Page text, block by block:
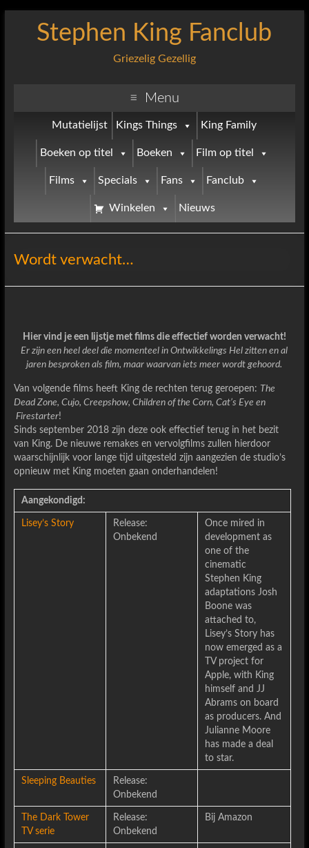
Stephen King Fanclub
Griezelig Gezellig
Menu
Mutatielijst Kings Things King Family
Boeken op titel Boeken Film op titel
Films Specials Fans Fanclub
Winkelen Nieuws
Wordt verwacht…
Hier vind je een lijstje met films die effectief worden verwacht!
Er zijn een heel deel die momenteel in Ontwikkelings Hel zitten en al
jaren besproken als film, maar waarvan iets meer wordt gehoord.
Van volgende films heeft King de rechten terug geroepen: The
Dead Zone, Cujo, Creepshow, Children of the Corn, Cat’s Eye en
Firestarter!
Sinds september 2018 zijn deze ook effectief terug in het bezit
van King. De nieuwe remakes en vervolgfilms zullen hierdoor
waarschijnlijk voor lange tijd uitgesteld zijn aangezien de studio’s
opnieuw met King moeten gaan onderhandelen!
Aangekondigd:
Lisey’s Story
Release:
Onbekend
Once mired in
development as
one of the
cinematic
Stephen King
adaptations Josh
Boone was
attached to,
Lisey’s Story has
now emerged as a
TV project for
Apple, with King
himself and JJ
Abrams on board
as producers. And
Julianne Moore
has made a deal
to star.
Sleeping Beauties
Release:
Onbekend
The Dark Tower
TV serie
Release:
Onbekend
Bij Amazon